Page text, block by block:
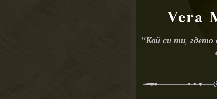
Vera
"Кой си ти, гдето